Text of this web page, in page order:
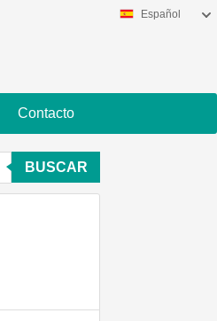
Español
Contacto
BUSCAR